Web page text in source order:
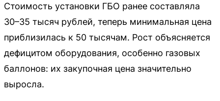
Стоимость установки ГБО ранее составляла
30–35 тысяч рублей, теперь минимальная цена
приблизилась к 50 тысячам. Рост объясняется
дефицитом оборудования, особенно газовых
баллонов: их закупочная цена значительно
выросла.